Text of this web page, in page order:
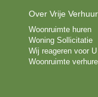
Over Vrije Verhuur
Woonruimte huren
Woning Sollicitatie
Wij reageren voor U
Woonruimte